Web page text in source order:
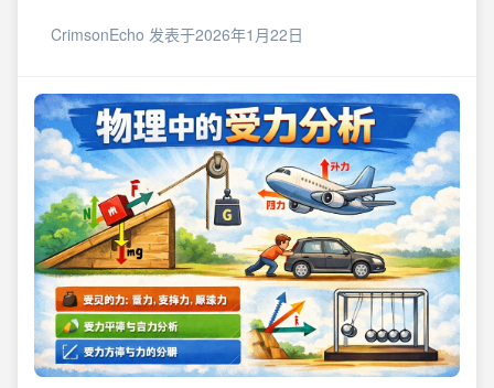
CrimsonEcho 发表于2026年1月22日